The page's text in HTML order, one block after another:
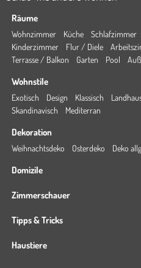
Räume
Wohnzimmer Küche Schlafzimmer
Kinderzimmer
Flur / Diele
Terrasse / Balkon
Garten Pool
Wohnstile
Exotisch Design Klassisch
Skandinavisch
Mediterran
Dekoration
Weihnachtsdeko Osterdeko Deko
Domizile
Zimmerschauer
Tipps & Tricks
Haustiere